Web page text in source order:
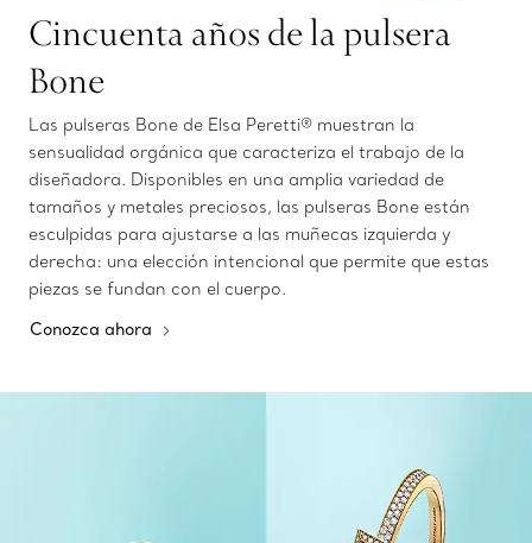
Cincuenta años de la pulsera
Bone
Las pulseras Bone de Elsa Peretti® muestran la
sensualidad orgánica que caracteriza el trabajo de la
diseñadora. Disponibles en una amplia variedad de
tamaños y metales preciosos, las pulseras Bone están
esculpidas para ajustarse a las muñecas izquierda y
derecha: una elección intencional que permite que estas
piezas se fundan con el cuerpo.
Conozca ahora